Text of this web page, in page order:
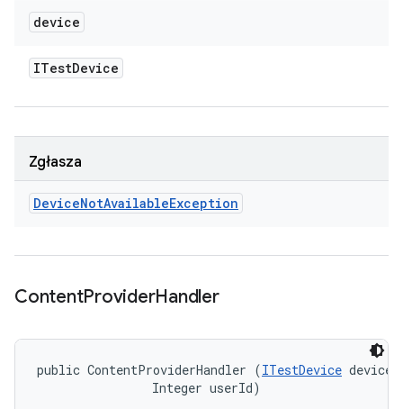
device
ITestDevice
Zgłasza
DeviceNotAvailableException
ContentProviderHandler
public ContentProviderHandler (ITestDevice
                Integer userId)